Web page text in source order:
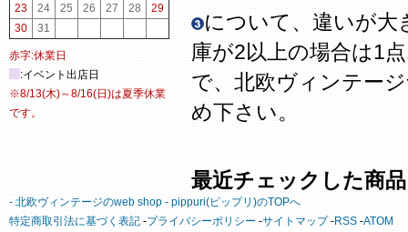
について、違いが
庫が2以上の場合は1
で、北欧ヴィンテー
め下さい。
最近チェックした商品
23
24 25 26 27 28
29
30
31
赤字:休業日
:イベント出店日
※8/13(木)～8/16(日)は夏季休業
です。
- 北欧ヴィンテージのweb shop - pippuri(ピップリ)のTOPへ
特定商取引法に基づく表記 -プライバシーポリシー -サイトマップ-RSS -ATOM